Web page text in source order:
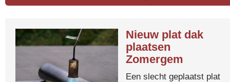
Nieuw plat dak
plaatsen
Zomergem
Een slecht geplaatst plat